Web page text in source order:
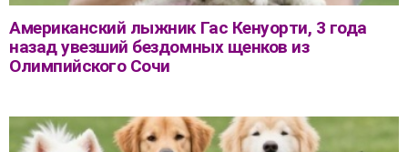
Американский лыжник Гас Кенуорти, 3 года
назад увезший бездомных щенков из
Олимпийского Сочи